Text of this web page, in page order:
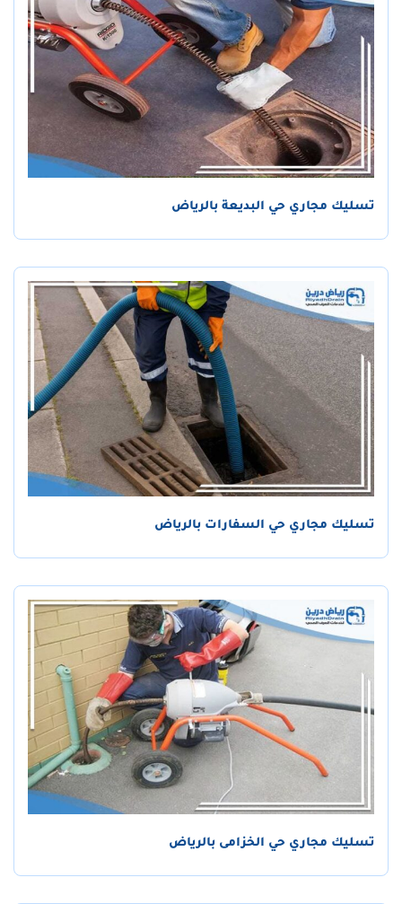
تسليك مجاري حي البديعة بالرياض
تسليك مجاري حي السفارات بالرياض
تسليك مجاري حي الخزامى بالرياض